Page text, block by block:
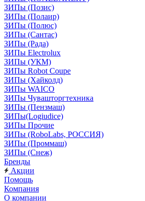
ЗИПы (Позис)
ЗИПы (Полаир)
ЗИПы (Полюс)
ЗИПы (Сантас)
ЗИПы (Рада)
ЗИПы Electrolux
ЗИПы (УКМ)
ЗИПы Robot Coupe
ЗИПы (Хайколд)
ЗИПы WAICO
ЗИПы Чувашторгтехника
ЗИПы (Пензмаш)
ЗИПы(Logiudice)
ЗИПы Прочие
ЗИПы (RoboLabs, РОССИЯ)
ЗИПы (Проммаш)
ЗИПы (Снеж)
Бренды
Акции
Помощь
Компания
О компании